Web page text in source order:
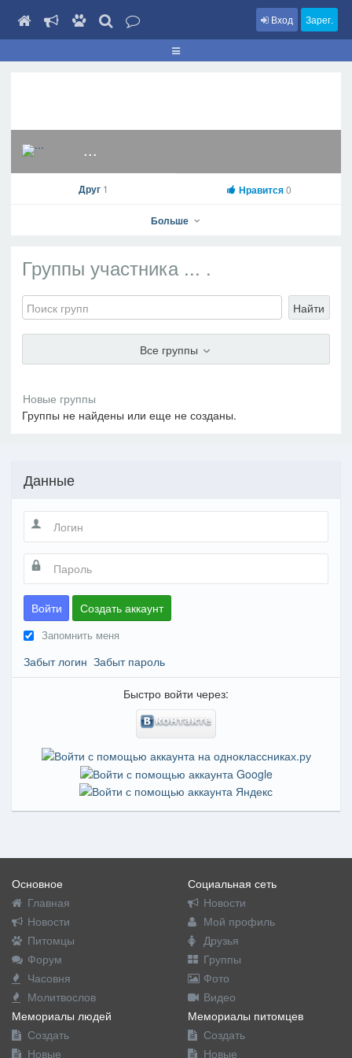
Вход Зарег.
...
...
На профиль
В друзья Фото Видео Написать сообщение
Друг 1 Нравится0
Больше
Группы участника ... .
Найти
Все группы
Группы не найдены или еще не созданы.
Данные
Войти Создать аккаунт
Запомнить меня
Забыт логин Забыт пароль
Быстро войти через:
Основное
Главная
Новости
Питомцы
Форум
Часовня
Молитвослов
Социальная сеть
Новости
Мой профиль
Друзья
Группы
Фото
Видео
Мемориалы людей
Создать
Новые
Мемориалы питомцев
Создать
Новые